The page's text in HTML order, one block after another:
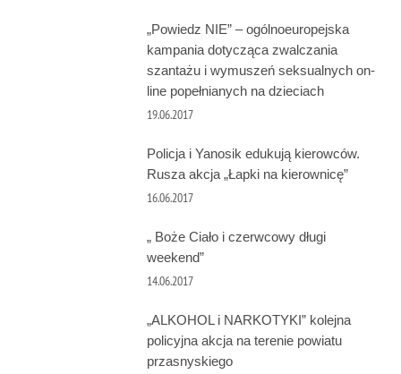
„Powiedz NIE” – ogólnoeuropejska
kampania dotycząca zwalczania
szantażu i wymuszeń seksualnych on-
line popełnianych na dzieciach
19.06.2017
Policja i Yanosik edukują kierowców.
Rusza akcja „Łapki na kierownicę”
16.06.2017
„ Boże Ciało i czerwcowy długi
weekend”
14.06.2017
„ALKOHOL i NARKOTYKI” kolejna
policyjna akcja na terenie powiatu
przasnyskiego